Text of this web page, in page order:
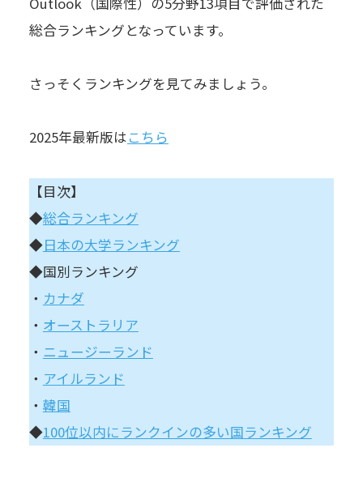
総合ランキングとなっています。
さっそくランキングを見てみましょう。
2025年最新版はこちら
【目次】
◆総合ランキング
◆日本の大学ランキング
◆国別ランキング
・ カナダ
・ オーストラリア
・ ニュージーランド
・ アイルランド
・ 韓国
◆100位以内にランクインの多い国ランキング